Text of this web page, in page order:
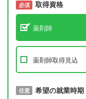
必須 取得資格
薬剤師
薬剤師取得見込
必須 取得予定年
任意 希望の就業時期